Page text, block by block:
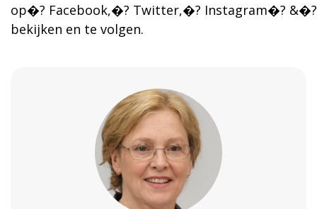
op�? Facebook,�? Twitter,�? Instagram�?
bekijken en te volgen.